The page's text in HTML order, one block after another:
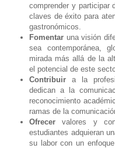
comprender y participar
claves de éxito para
gastronómicos.
Fomentar una visión
sea contemporánea,
mirada más allá de la
el potencial de este
Contribuir a la
dedican a la
reconocimiento
ramas de la
Ofrecervalores y
estudiantes adquieran
su labor con un